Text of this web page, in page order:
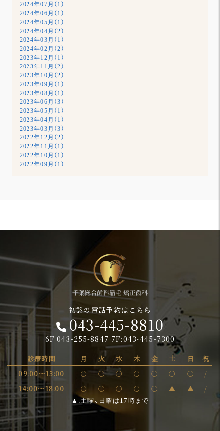
2024年07月（1）
2024年06月（1）
2024年05月（1）
2024年04月（2）
2024年03月（1）
2024年02月（2）
2023年12月（1）
2023年11月（2）
2023年10月（2）
2023年09月（1）
2023年08月（1）
2023年06月（3）
2023年05月（1）
2023年04月（1）
2023年03月（3）
2022年12月（2）
2022年11月（1）
2022年10月（1）
2022年09月（1）
初診の電話予約はこちら
043-445-8810
6F:043-255-8847 7F:043-445-7300
診療時間 月 火 水 木 金 土 日
祝
09:00～13:00
〇 〇 〇 〇 〇 〇 〇
/
14:00～18:00
〇 〇 〇 〇 〇 ▲ ▲ /
▲:土曜、日曜は17時まで